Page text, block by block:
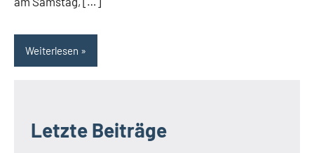
Weiterlesen
Letzte Beiträge